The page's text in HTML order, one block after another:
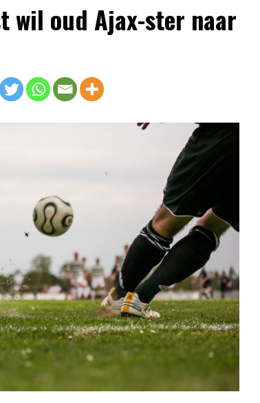
wil oud Ajax-ster naar